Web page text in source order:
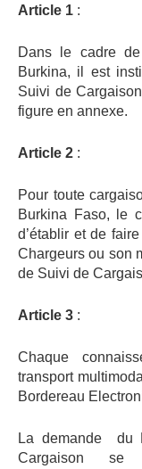
Article 1 :
Dans le cadre
Burkina, il est
Suivi de
figure en annexe.
Article 2 :
Pour toute
Burkina Faso, le
d’établir et de
Chargeurs ou son
de Suivi de
Article 3 :
Chaque
transport
Bordereau
La demande du
Cargaison